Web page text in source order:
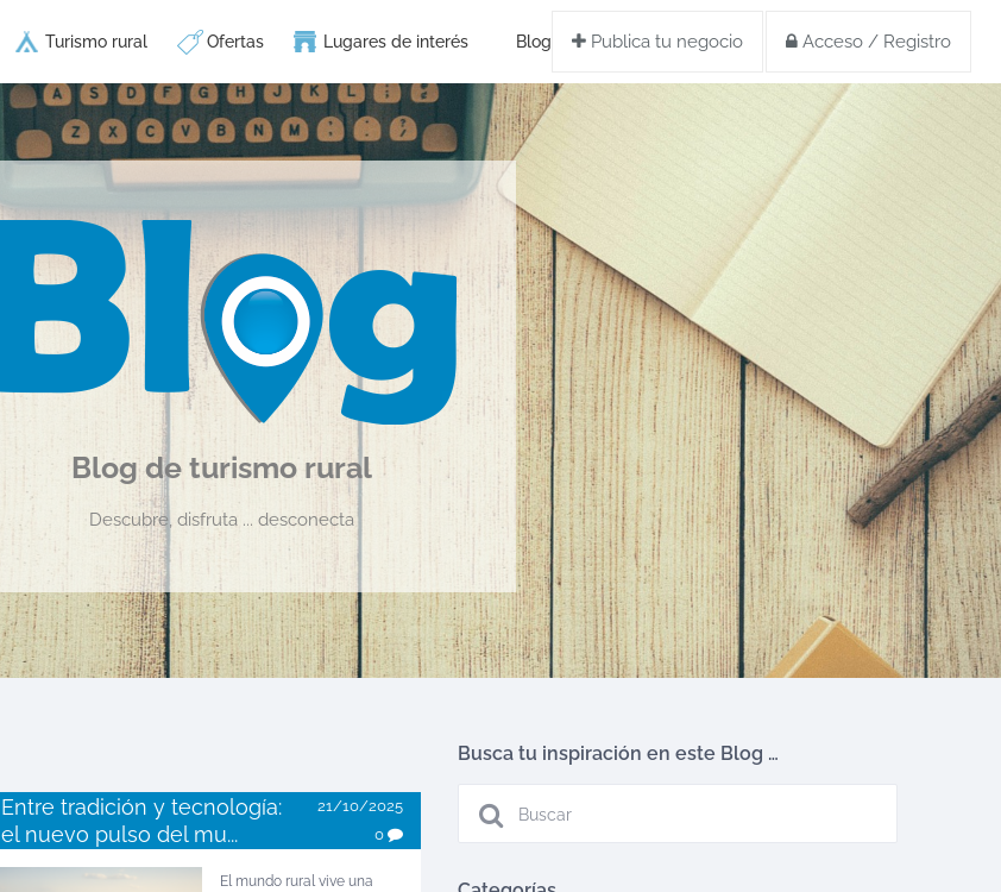
Publica tu negocio Acceso / Registro
Turismo rural Ofertas Lugares de interés Blog
Blog de turismo rural
Descubre, disfruta ... desconecta
Entre tradición y tecnología:
el nuevo pulso del mu...
21/10/2025
0
El mundo rural vive una
Busca tu inspiración en este Blog …